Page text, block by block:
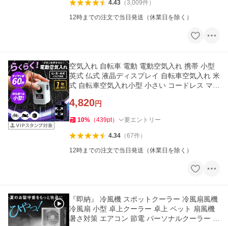
4.43（3,009件）
12時までの注文で当日発送（休業日を除く）
空気入れ 自転車 電動 電動空気入れ 携帯 小型
英式 仏式 液晶ディスプレイ 自転車空気入れ 米
式 自転車空気入れ小型 小さい コードレス マウ
4,820円
10% （439pt） 要エントリー
4.34（67件）
12時までの注文で当日発送（休業日を除く）
『即納』 冷風機 スポットクーラー 冷風扇風機
冷風扇 小型 卓上クーラー 卓上 ペット 扇風機
暑さ対策 エアコン 節電 パーソナルクーラー い